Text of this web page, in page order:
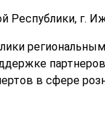
Республики, г.
в сфере